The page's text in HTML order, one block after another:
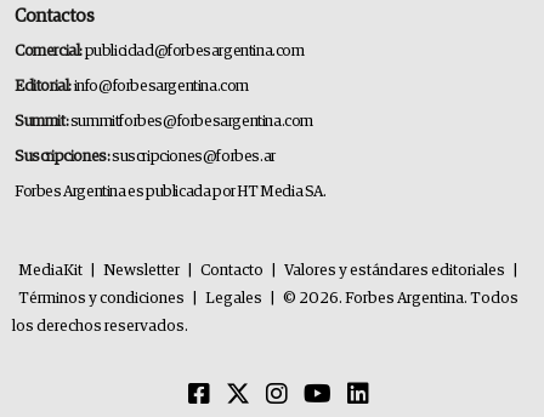
Contactos
Comercial:publicidad@forbesargentina.com
Editorial:info@forbesargentina.com
Summit:summitforbes@forbesargentina.com
Suscripciones:suscripciones@forbes.ar
Forbes Argentina es publicada por HT Media SA.
MediaKit Newsletter Contacto Valores y estándares editoriales
Términos y condiciones
Legales
© 2026. Forbes Argentina. Todos
los derechos reservados.